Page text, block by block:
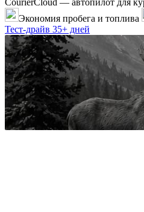
CourierCloud — автопилот для
Экономия пробега и топлива
Тест-драйв 35+ дней